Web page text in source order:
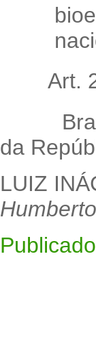
Art.
da
LUIZ